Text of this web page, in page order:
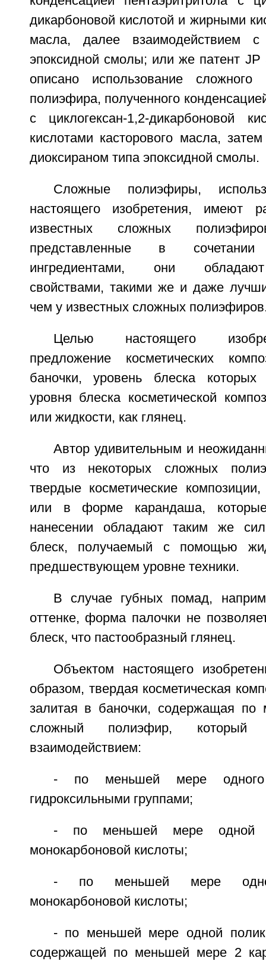
дикарбоновой кислотой и жирными
масла, далее взаимодействием с
эпоксидной смолы; или же патент JP
описано использование сложного
полиэфира, полученного
с циклогексан-1,2-дикарбоновой
кислотами касторового масла,
диоксираном типа эпоксидной смолы.
Сложные полиэфиры,
настоящего изобретения, имеют
известных сложных
представленные в
ингредиентами, они обладают
свойствами, такими же и даже
чем у известных сложных
Целью настоящего
предложение косметических
баночки, уровень блеска которых
уровня блеска косметической
или жидкости, как глянец.
Автор удивительным и
что из некоторых сложных
твердые косметические
или в форме карандаша,
нанесении обладают таким же
блеск, получаемый с помощью
предшествующем уровне техники.
В случае губных помад,
оттенке, форма палочки не
блеск, что пастообразный глянец.
Объектом настоящего
образом, твердая косметическая
залитая в баночки, содержащая
сложный полиэфир, который
взаимодействием:
- по меньшей мере
гидроксильными группами;
- по меньшей мере одной
монокарбоновой кислоты;
- по меньшей мере одной
монокарбоновой кислоты;
- по меньшей мере одной
содержащей по меньшей мере 2